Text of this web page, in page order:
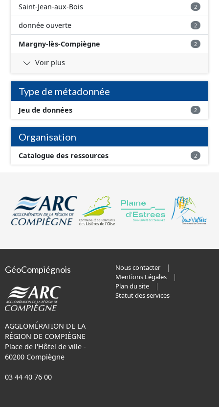
Saint-Jean-aux-Bois 2
donnée ouverte 2
Margny-lès-Compiègne 2
Voir plus
Type de métadonnée
Jeu de données 2
Organisation
Catalogue des ressources 2
GéoCompiégnois
AGGLOMÉRATION DE LA
RÉGION DE COMPIÈGNE
Place de l'Hôtel de ville -
60200 Compiègne
03 44 40 76 00
Nous contacter
Mentions Légales
Plan du site
Statut des services